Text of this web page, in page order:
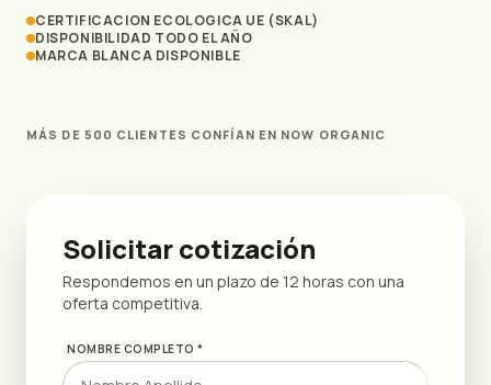
CERTIFICACION ECOLOGICA UE (SKAL)
DISPONIBILIDAD TODO EL AÑO
MARCA BLANCA DISPONIBLE
MÁS DE 500 CLIENTES CONFÍAN EN NOW ORGANIC
Solicitar cotización
Respondemos en un plazo de 12 horas con una
oferta competitiva.
NOMBRE COMPLETO *